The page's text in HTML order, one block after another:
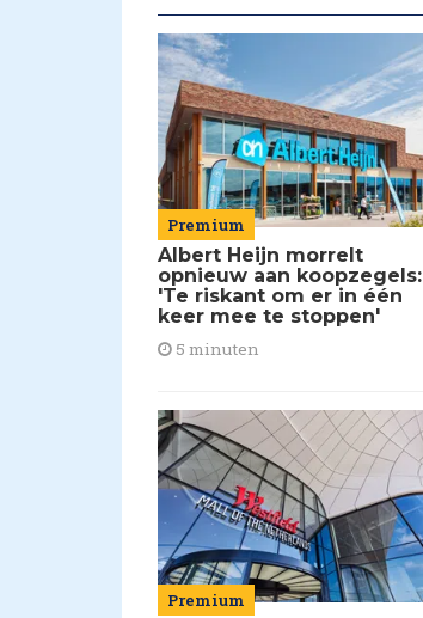
Premium
Albert Heijn morrelt
opnieuw aan koopzegels:
'Te riskant om er in één
keer mee te stoppen'
5 minuten
Premium